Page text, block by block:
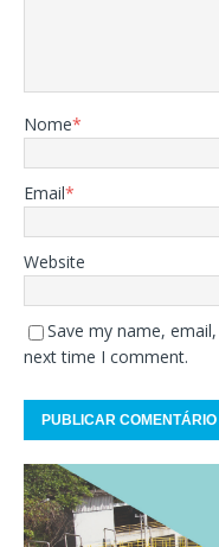
Nome*
Email*
Website
Save my name,
next time I comment.